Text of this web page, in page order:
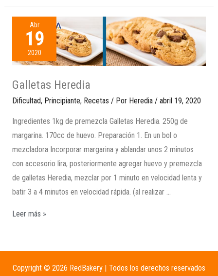
Abr
19
2020
Galletas Heredia
Dificultad, Principiante, Recetas / Por Heredia / abril 19, 2020
Ingredientes 1kg de premezcla Galletas Heredia. 250g de
margarina. 170cc de huevo. Preparación 1. En un bol o
mezcladora Incorporar margarina y ablandar unos 2 minutos
con accesorio lira, posteriormente agregar huevo y premezcla
de galletas Heredia, mezclar por 1 minuto en velocidad lenta y
batir 3 a 4 minutos en velocidad rápida. (al realizar …
Leer más »
Copyright © 2026 RedBakery | Todos los derechos reservados